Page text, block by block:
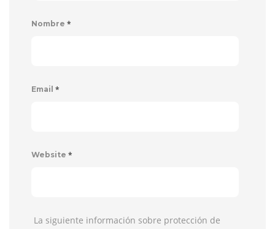
Nombre *
Email *
Website *
La siguiente información sobre protección de